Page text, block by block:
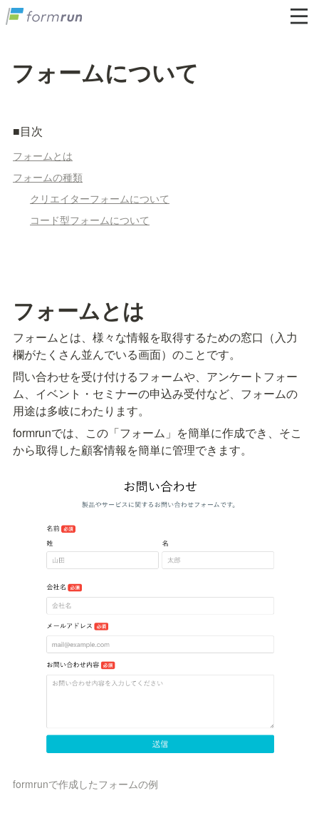
フォームについて
■目次
フォームとは
フォームの種類
クリエイターフォームについて
コード型フォームについて
フォームとは
フォームとは、様々な情報を取得するための窓口（入力
欄がたくさん並んでいる画面）のことです。
問い合わせを受け付けるフォームや、アンケートフォー
ム、イベント・セミナーの申込み受付など、フォームの
用途は多岐にわたります。
formrunでは、この「フォーム」を簡単に作成でき、そこ
から取得した顧客情報を簡単に管理できます。
formrunで作成したフォームの例